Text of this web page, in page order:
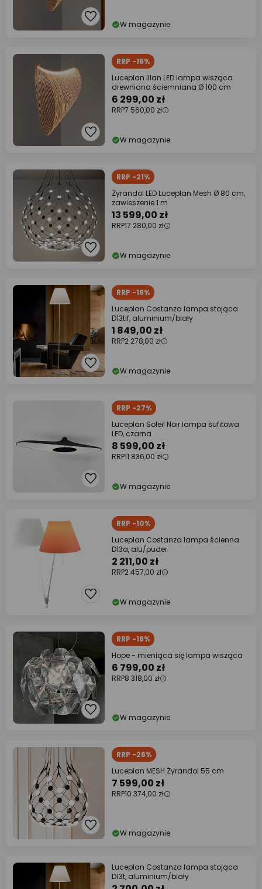
W magazynie
RRP -16%
Luceplan Illan LED lampa wisząca
drewniana ściemniana Ø 100 cm
6 299,00 zł
RRP7 560,00 zł
W magazynie
RRP -21%
Żyrandol LED Luceplan Mesh Ø 80 cm,
zawieszenie 1 m
13 599,00 zł
RRP17 280,00 zł
W magazynie
RRP -18%
Luceplan Costanza lampa stojąca
D13tif, aluminium/biały
1 849,00 zł
RRP2 278,00 zł
W magazynie
RRP -27%
Luceplan Soleil Noir lampa sufitowa
LED, czarna
8 599,00 zł
RRP11 836,00 zł
W magazynie
RRP -10%
Luceplan Costanza lampa ścienna
D13a, alu/puder
2 211,00 zł
RRP2 457,00 zł
W magazynie
RRP -18%
Hope - mieniąca się lampa wisząca
6 799,00 zł
RRP8 318,00 zł
W magazynie
RRP -26%
Luceplan MESH Żyrandol 55 cm
7 599,00 zł
RRP10 374,00 zł
W magazynie
Luceplan Costanza lampa stojąca
D13t, aluminium/biały